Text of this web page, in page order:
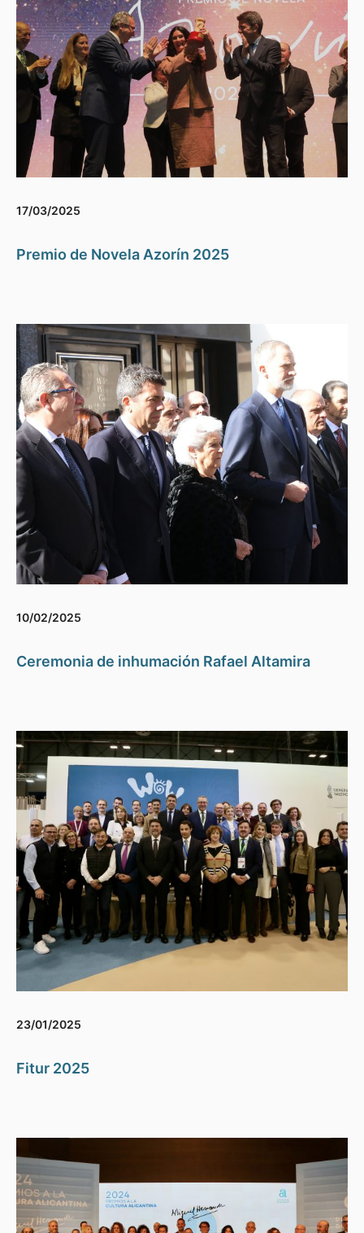
17/03/2025
Premio de Novela Azorín 2025
10/02/2025
Ceremonia de inhumación Rafael Altamira
23/01/2025
Fitur 2025